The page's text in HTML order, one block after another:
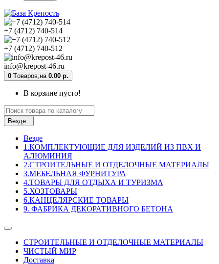
+7 (4712) 740-514
+7 (4712) 740-512
info@krepost-46.ru
0 Tоваров, на 0.00 р.
В корзине пусто!
Везде
Везде
1.КОМПЛЕКТУЮЩИЕ ДЛЯ ИЗДЕЛИЙ ИЗ ПВХ И
АЛЮМИНИЯ
2.СТРОИТЕЛЬНЫЕ И ОТДЕЛОЧНЫЕ МАТЕРИАЛЫ
3.МЕБЕЛЬНАЯ ФУРНИТУРА
4.ТОВАРЫ ДЛЯ ОТДЫХА И ТУРИЗМА
5.ХОЗТОВАРЫ
6.КАНЦЕЛЯРСКИЕ ТОВАРЫ
9. ФАБРИКА ДЕКОРАТИВНОГО БЕТОНА
СТРОИТЕЛЬНЫЕ И ОТДЕЛОЧНЫЕ МАТЕРИАЛЫ
ЧИСТЫЙ МИР
Доставка